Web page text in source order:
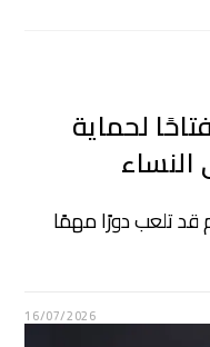
لحماية
تلعب دورًا مهمًا
16/07/2026